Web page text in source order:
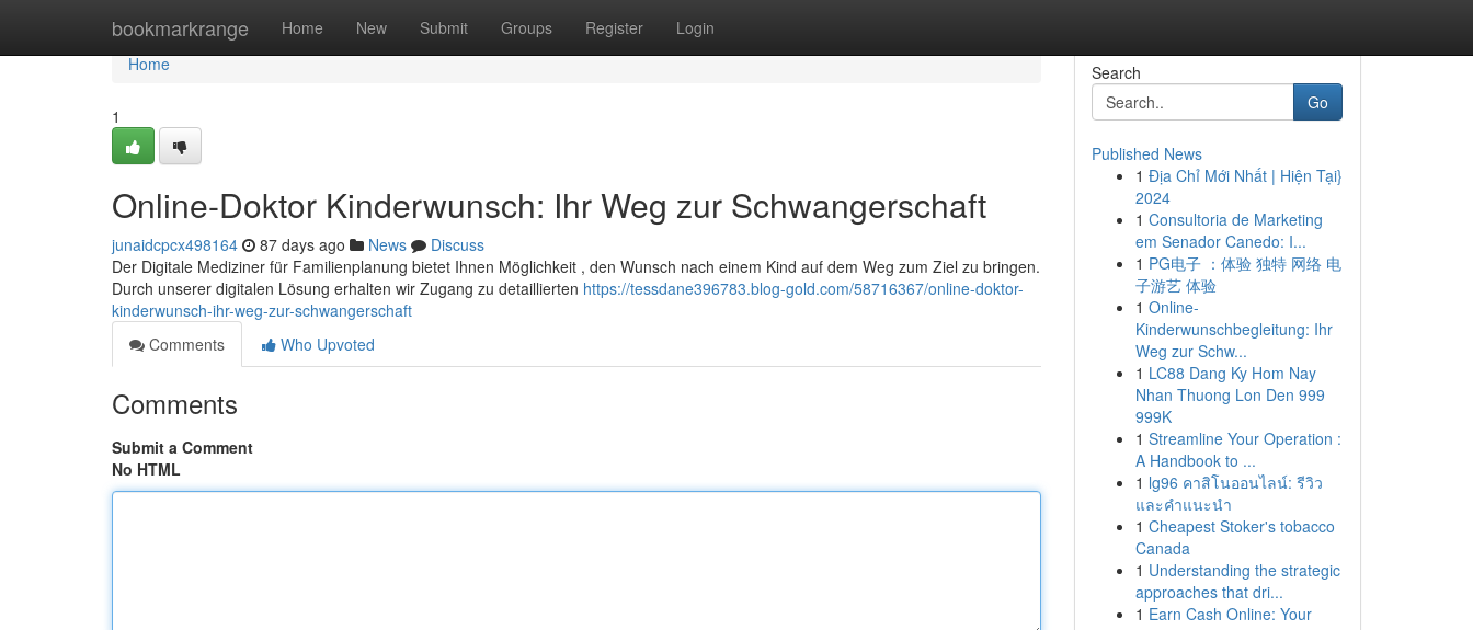
bookmarkrange Home New Submit Groups Register Login
Home
Home
1
Online-Doktor Kinderwunsch: Ihr Weg zur Schwangerschaft
junaidcpcx498164 87 days ago News
Discuss
Der Digitale Mediziner für Familienplanung bietet Ihnen Möglichkeit , den Wunsch nach einem Kind auf dem Weg zum Ziel zu bringen.
Durch unserer digitalen Lösung erhalten wir Zugang zu detaillierten https://tessdane396783.blog-gold.com/58716367/online-doktor-
kinderwunsch-ihr-weg-zur-schwangerschaft
Comments
Who Upvoted
Comments
Submit a Comment
No HTML
Search
Go
Published News
1 Địa Chỉ Mới Nhất | Hiện Tại}
2024
1 Consultoria de Marketing
em Senador Canedo: I...
1 PG电子 ：体验 独特 网络 电
子游艺 体验
1 Online-
Kinderwunschbegleitung: Ihr
Weg zur Schw...
1 LC88 Dang Ky Hom Nay
Nhan Thuong Lon Den 999
999K
1 Streamline Your Operation :
A Handbook to ...
1 lg96 คาสิโนออนไลน์: รีวิว
และคำแนะนำ
1 Cheapest Stoker's tobacco
Canada
1 Understanding the strategic
approaches that dri...
1 Earn Cash Online: Your